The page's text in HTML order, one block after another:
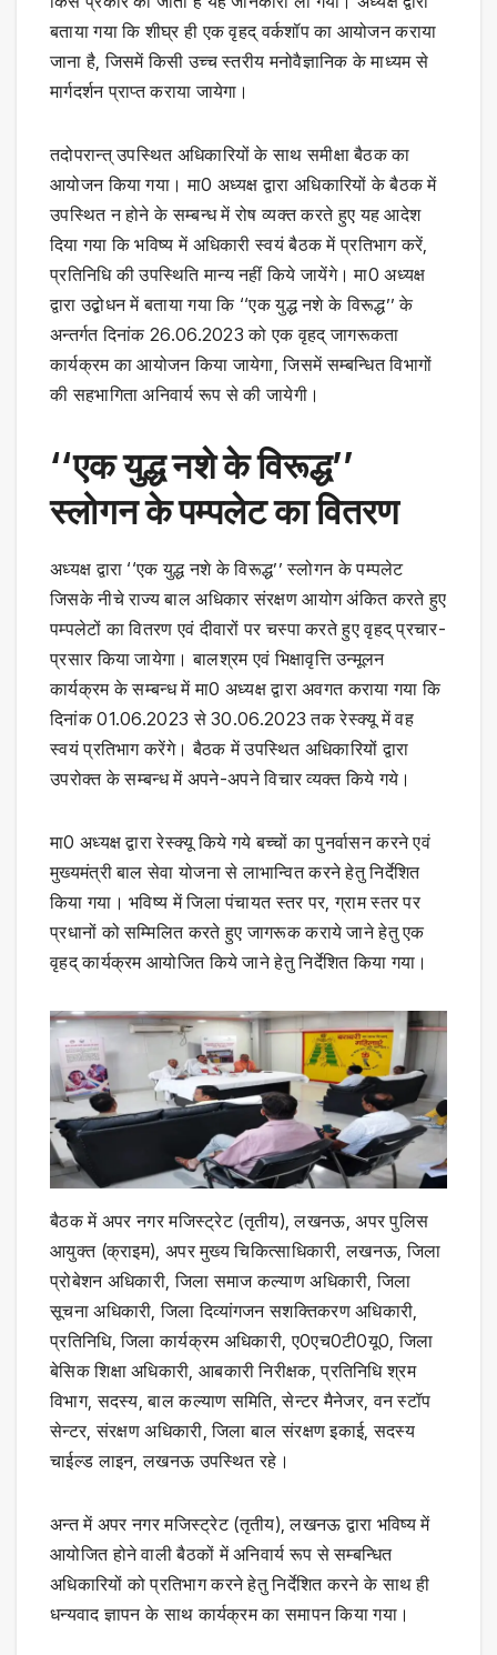
बताया गया कि शीघ्र ही एक वृहद् वर्कशॉप का आयोजन कराया
जाना है, जिसमें किसी उच्च स्तरीय मनोवैज्ञानिक के माध्यम से
मार्गदर्शन प्राप्त कराया जायेगा।
तदोपरान्त् उपस्थित अधिकारियों के साथ समीक्षा बैठक का
आयोजन किया गया। मा0 अध्यक्ष द्वारा अधिकारियों के बैठक में
उपस्थित न होने के सम्बन्ध में रोष व्यक्त करते हुए यह आदेश
दिया गया कि भविष्य में अधिकारी स्वयं बैठक में प्रतिभाग करें,
प्रतिनिधि की उपस्थिति मान्य नहीं किये जायेंगे। मा0 अध्यक्ष
द्वारा उद्बोधन में बताया गया कि ‘‘एक युद्ध नशे के विरूद्ध’’ के
अन्तर्गत दिनांक 26.06.2023 को एक वृहद् जागरूकता
कार्यक्रम का आयोजन किया जायेगा, जिसमें सम्बन्धित विभागों
की सहभागिता अनिवार्य रूप से की जायेगी।
‘‘एक युद्ध नशे के विरूद्ध’’
स्लोगन के पम्पलेट का वितरण
अध्यक्ष द्वारा ‘‘एक युद्ध नशे के विरूद्ध’’ स्लोगन के पम्पलेट
जिसके नीचे राज्य बाल अधिकार संरक्षण आयोग अंकित करते हुए
पम्पलेटों का वितरण एवं दीवारों पर चस्पा करते हुए वृहद् प्रचार-
प्रसार किया जायेगा। बालश्रम एवं भिक्षावृत्ति उन्मूलन
कार्यक्रम के सम्बन्ध में मा0 अध्यक्ष द्वारा अवगत कराया गया कि
दिनांक 01.06.2023 से 30.06.2023 तक रेस्क्यू में वह
स्वयं प्रतिभाग करेंगे। बैठक में उपस्थित अधिकारियों द्वारा
उपरोक्त के सम्बन्ध में अपने-अपने विचार व्यक्त किये गये।
मा0 अध्यक्ष द्वारा रेस्क्यू किये गये बच्चों का पुनर्वासन करने एवं
मुख्यमंत्री बाल सेवा योजना से लाभान्वित करने हेतु निर्देशित
किया गया। भविष्य में जिला पंचायत स्तर पर, ग्राम स्तर पर
प्रधानों को सम्मिलित करते हुए जागरूक कराये जाने हेतु एक
वृहद् कार्यक्रम आयोजित किये जाने हेतु निर्देशित किया गया।
बैठक में अपर नगर मजिस्ट्रेट (तृतीय), लखनऊ, अपर पुलिस
आयुक्त (क्राइम), अपर मुख्य चिकित्साधिकारी, लखनऊ, जिला
प्रोबेशन अधिकारी, जिला समाज कल्याण अधिकारी, जिला
सूचना अधिकारी, जिला दिव्यांगजन सशक्तिकरण अधिकारी,
प्रतिनिधि, जिला कार्यक्रम अधिकारी, ए0एच0टी0यू0, जिला
बेसिक शिक्षा अधिकारी, आबकारी निरीक्षक, प्रतिनिधि श्रम
विभाग, सदस्य, बाल कल्याण समिति, सेन्टर मैनेजर, वन स्टॉप
सेन्टर, संरक्षण अधिकारी, जिला बाल संरक्षण इकाई, सदस्य
चाईल्ड लाइन, लखनऊ उपस्थित रहे।
अन्त में अपर नगर मजिस्ट्रेट (तृतीय), लखनऊ द्वारा भविष्य में
आयोजित होने वाली बैठकों में अनिवार्य रूप से सम्बन्धित
अधिकारियों को प्रतिभाग करने हेतु निर्देशित करने के साथ ही
धन्यवाद ज्ञापन के साथ कार्यक्रम का समापन किया गया।